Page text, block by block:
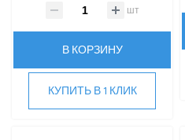
шт
В КОРЗИНУ
КУПИТЬ В 1 КЛИК